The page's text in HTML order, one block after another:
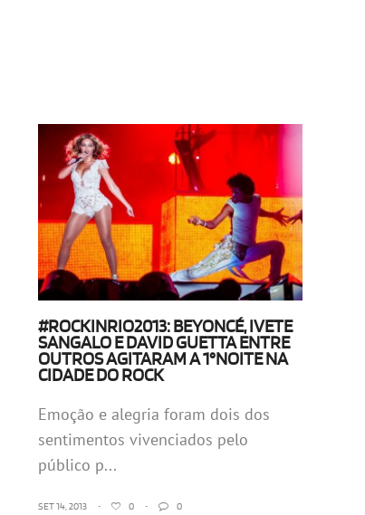
#ROCKINRIO2013: BEYONCÉ, IVETE
SANGALO E DAVID GUETTA ENTRE
OUTROS AGITARAM A 1°NOITE NA
CIDADE DO ROCK
Emoção e alegria foram dois dos
sentimentos vivenciados pelo
público p...
SET 14, 2013 • 0 • 0